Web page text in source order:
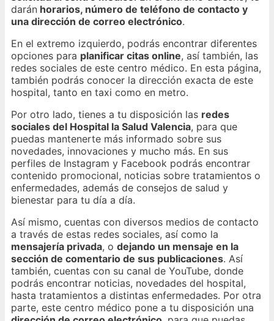
darán horarios, número de teléfono de contacto y
una dirección de correo electrónico.
En el extremo izquierdo, podrás encontrar diferentes
opciones para planificar citas online, así también, las
redes sociales de este centro médico. En esta página,
también podrás conocer la dirección exacta de este
hospital, tanto en taxi como en metro.
Por otro lado, tienes a tu disposición las redes
sociales del Hospital la Salud Valencia, para que
puedas mantenerte más informado sobre sus
novedades, innovaciones y mucho más. En sus
perfiles de Instagram y Facebook podrás encontrar
contenido promocional, noticias sobre tratamientos o
enfermedades, además de consejos de salud y
bienestar para tu día a día.
Así mismo, cuentas con diversos medios de contacto
a través de estas redes sociales, así como la
mensajería privada, o dejando un mensaje en la
sección de comentario de sus publicaciones. Así
también, cuentas con su canal de YouTube, donde
podrás encontrar noticias, novedades del hospital,
hasta tratamientos a distintas enfermedades. Por otra
parte, este centro médico pone a tu disposición una